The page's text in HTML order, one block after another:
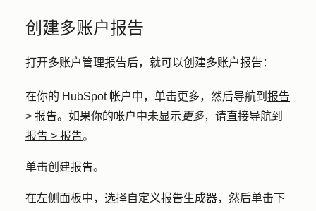
创建多账户报告
打开多账户管理报告后，就可以创建多账户报告：
在你的 HubSpot 帐户中，单击更多，然后导航到 报告
> 报告。如果你的帐户中未显示 更多，请直接导航到
报告 > 报告。
单击创建报告。
在左侧面板中，选择自定义报告生成器，然后单击下